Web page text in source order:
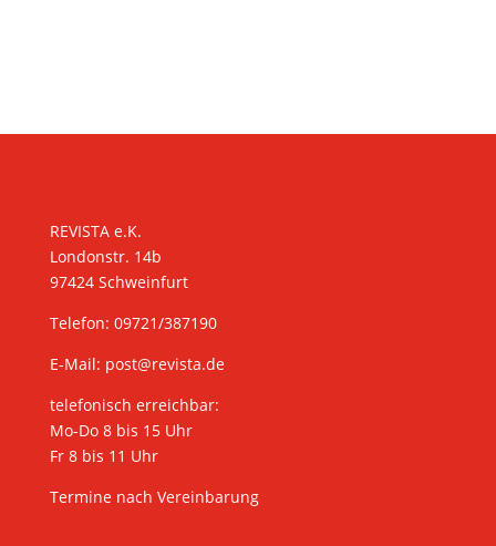
REVISTA e.K.
Londonstr. 14b
97424 Schweinfurt
Telefon: 09721/387190
E-Mail: post@revista.de
telefonisch erreichbar:
Mo-Do 8 bis 15 Uhr
Fr 8 bis 11 Uhr
Termine nach Vereinbarung